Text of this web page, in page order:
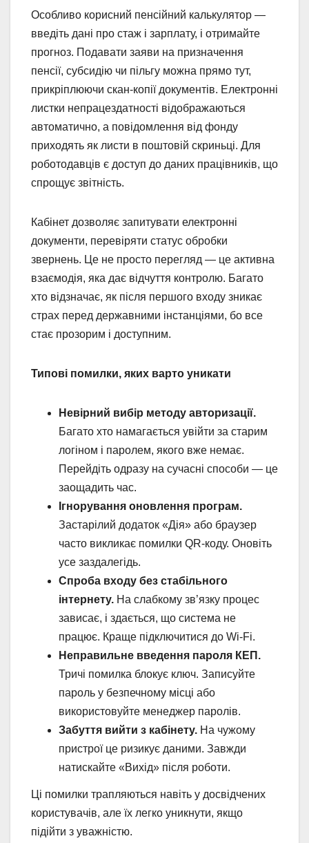
Особливо корисний пенсійний калькулятор —
введіть дані про стаж і зарплату, і отримайте
прогноз. Подавати заяви на призначення
пенсії, субсидію чи пільгу можна прямо тут,
прикріплюючи скан-копії документів. Електронні
листки непрацездатності відображаються
автоматично, а повідомлення від фонду
приходять як листи в поштовій скриньці. Для
роботодавців є доступ до даних працівників, що
спрощує звітність.
Кабінет дозволяє запитувати електронні
документи, перевіряти статус обробки
звернень. Це не просто перегляд — це активна
взаємодія, яка дає відчуття контролю. Багато
хто відзначає, як після першого входу зникає
страх перед державними інстанціями, бо все
стає прозорим і доступним.
Типові помилки, яких варто уникати
Невірний вибір методу авторизації.
Багато хто намагається увійти за старим
логіном і паролем, якого вже немає.
Перейдіть одразу на сучасні способи — це
заощадить час.
Ігнорування оновлення програм.
Застарілий додаток «Дія» або браузер
часто викликає помилки QR-коду. Оновіть
усе заздалегідь.
Спроба входу без стабільного
інтернету. На слабкому зв’язку процес
зависає, і здається, що система не
працює. Краще підключитися до Wi-Fi.
Неправильне введення пароля КЕП.
Тричі помилка блокує ключ. Записуйте
пароль у безпечному місці або
використовуйте менеджер паролів.
Забуття вийти з кабінету. На чужому
пристрої це ризикує даними. Завжди
натискайте «Вихід» після роботи.
Ці помилки трапляються навіть у досвідчених
користувачів, але їх легко уникнути, якщо
підійти з уважністю.